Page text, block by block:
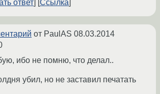
ответ
Ссылка
от PaulAS 08.03.2014
ибо не помню, что делал..
убил, но не заставил печатать